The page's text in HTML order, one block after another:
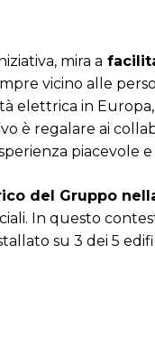
mira a
vicino alle
elettrica in
è regalare ai
piacevole e
del Gruppo
In questo
su 3 dei 5